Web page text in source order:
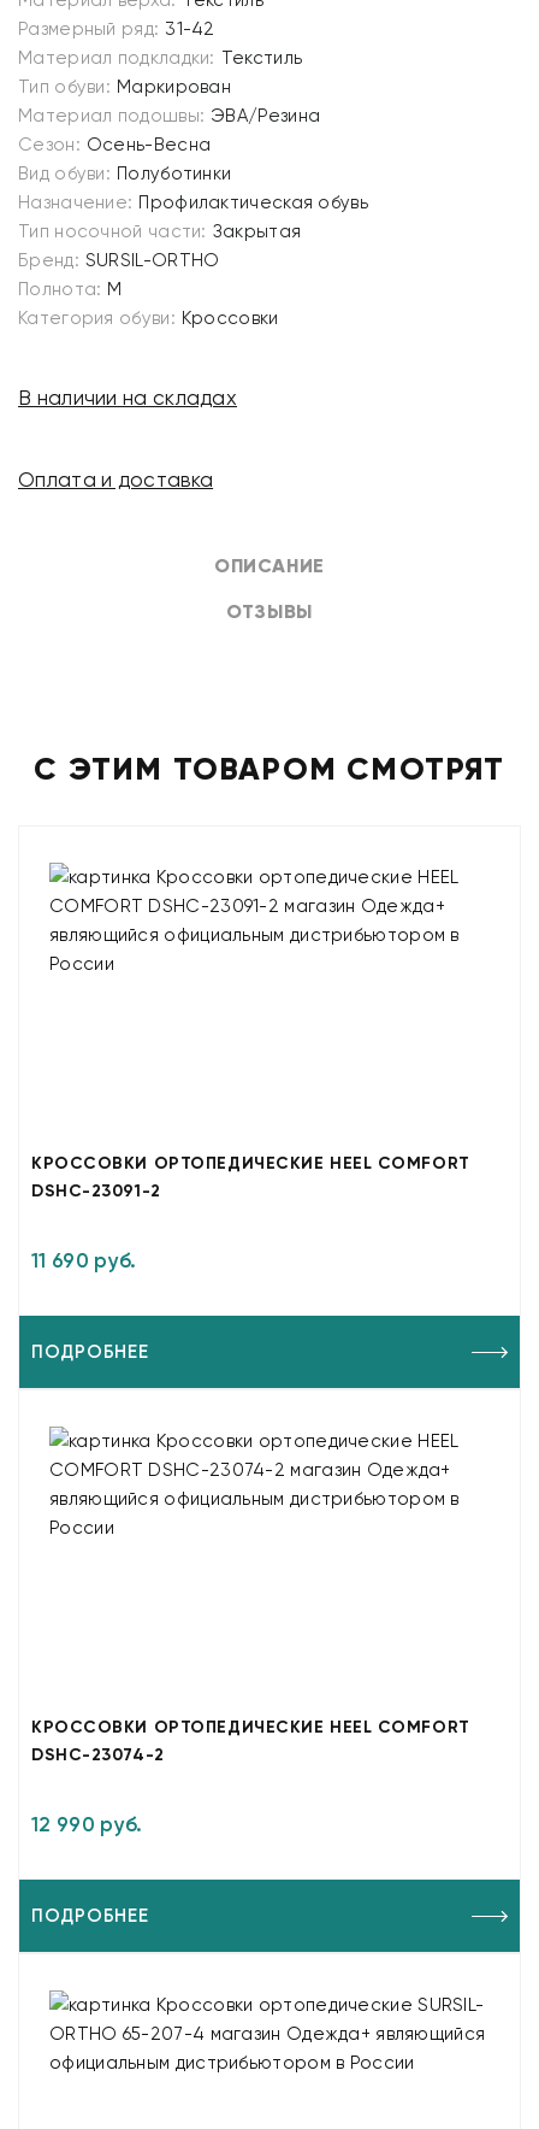
ОПИСАНИЕ
ОТЗЫВЫ
Размерный ряд: 31-42
Материал подкладки: Текстиль
Тип обуви: Маркирован
Материал подошвы: ЭВА/Резина
Сезон: Осень-Весна
Вид обуви: Полуботинки
Назначение: Профилактическая обувь
Тип носочной части: Закрытая
Бренд: SURSIL-ORTHO
Полнота: M
Категория обуви: Кроссовки
В наличии на складах
Оплата и доставка
С ЭТИМ ТОВАРОМ СМОТРЯТ
КРОССОВКИ ОРТОПЕДИЧЕСКИЕ HEEL COMFORT
DSHC-23091-2
11 690 руб.
ПОДРОБНЕЕ
КРОССОВКИ ОРТОПЕДИЧЕСКИЕ HEEL COMFORT
DSHC-23074-2
12 990 руб.
ПОДРОБНЕЕ